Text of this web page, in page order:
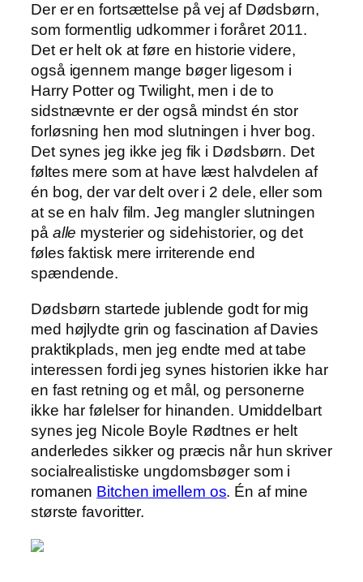
Der er en fortsættelse på vej af Dødsbørn,
som formentlig udkommer i foråret 2011.
Det er helt ok at føre en historie videre,
også igennem mange bøger ligesom i
Harry Potter og Twilight, men i de to
sidstnævnte er der også mindst én stor
forløsning hen mod slutningen i hver bog.
Det synes jeg ikke jeg fik i Dødsbørn. Det
føltes mere som at have læst halvdelen af
én bog, der var delt over i 2 dele, eller som
at se en halv film. Jeg mangler slutningen
på alle mysterier og sidehistorier, og det
føles faktisk mere irriterende end
spændende.
Dødsbørn startede jublende godt for mig
med højlydte grin og fascination af Davies
praktikplads, men jeg endte med at tabe
interessen fordi jeg synes historien ikke har
en fast retning og et mål, og personerne
ikke har følelser for hinanden. Umiddelbart
synes jeg Nicole Boyle Rødtnes er helt
anderledes sikker og præcis når hun skriver
socialrealistiske ungdomsbøger som i
romanen Bitchen imellem os. Én af mine
største favoritter.